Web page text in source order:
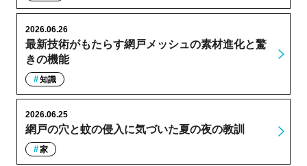
最新技術がもたらす網戸メッシュの素材進化と驚
きの機能
2026.06.26
知識
網戸の穴と蚊の侵入に気づいた夏の夜の教訓
2026.06.25
家